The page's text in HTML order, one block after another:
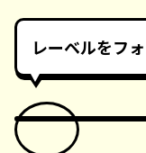
レーベルをフ